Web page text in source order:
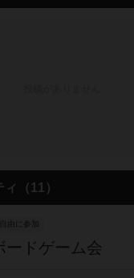
（11）
ードゲーム会
由に参加